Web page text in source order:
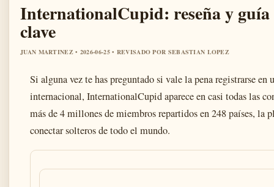
InternationalCupid: reseña y guía
clave
JUAN MARTINEZ • 2026-06-25 • REVISADO POR SEBASTIAN LOPEZ
Si alguna vez te has preguntado si vale la pena registrarse en
internacional, InternationalCupid aparece en casi todas las
más de 4 millones de miembros repartidos en 248 países, la
conectar solteros de todo el mundo.